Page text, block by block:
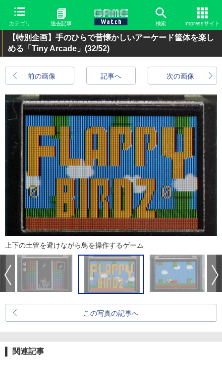
カテゴリ 過去記事 検索 Impressサイト
【特別企画】手のひらで昔懐かしいアーケード筐体を楽し
める「Tiny Arcade」 (32/52)
前の画像 次の画像
記事へ
上下の土管を避けながら鳥を操作するゲーム
この写真の記事へ
関連記事